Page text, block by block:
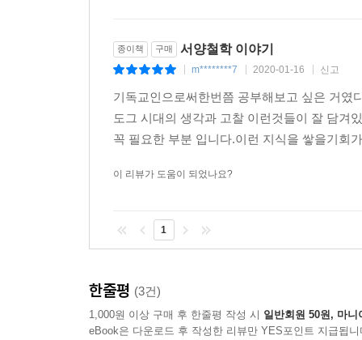
종이책 구매 서양철학 이야기
m********7 2020-01-16 신고
기독교인으로써한번쯤 공부해보고 싶은 거였
도그 시대의 생각과 고찰 이런것들이 잘 담겨
꼭 필요한 부분 입니다.이런 지식을 쌓을기회
이 리뷰가 도움이 되었나요?
1
한줄평 (3건)
1,000원 이상 구매 후 한줄평 작성 시 일반회원 50원, 마니
eBook은 다운로드 후 작성한 리뷰만 YES포인트 지급됩니